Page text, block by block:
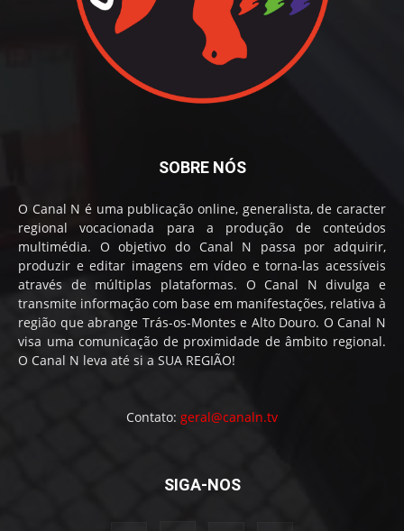
SOBRE NÓS
O Canal N é uma publicação online, generalista, de caracter
regional vocacionada para a produção de conteúdos
multimédia. O objetivo do Canal N passa por adquirir,
produzir e editar imagens em vídeo e torna-las acessíveis
através de múltiplas plataformas. O Canal N divulga e
transmite informação com base em manifestações, relativa à
região que abrange Trás-os-Montes e Alto Douro. O Canal N
visa uma comunicação de proximidade de âmbito regional.
O Canal N leva até si a SUA REGIÃO!
Contato: geral@canaln.tv
SIGA-NOS